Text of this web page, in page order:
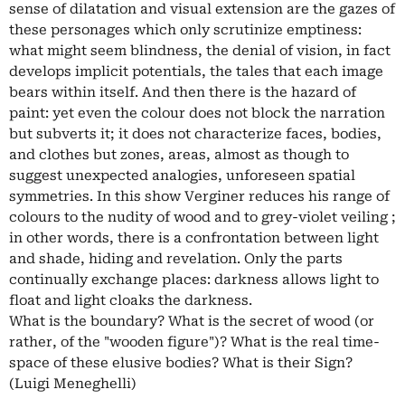
sense of dilatation and visual extension are the gazes of
these personages which only scrutinize emptiness:
what might seem blindness, the denial of vision, in fact
develops implicit potentials, the tales that each image
bears within itself. And then there is the hazard of
paint: yet even the colour does not block the narration
but subverts it; it does not characterize faces, bodies,
and clothes but zones, areas, almost as though to
suggest unexpected analogies, unforeseen spatial
symmetries. In this show Verginer reduces his range of
colours to the nudity of wood and to grey-violet veiling ;
in other words, there is a confrontation between light
and shade, hiding and revelation. Only the parts
continually exchange places: darkness allows light to
float and light cloaks the darkness.
What is the boundary? What is the secret of wood (or
rather, of the "wooden figure")? What is the real time-
space of these elusive bodies? What is their Sign?
(Luigi Meneghelli)